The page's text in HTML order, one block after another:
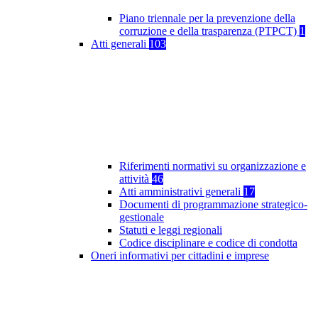
Piano triennale per la prevenzione della
corruzione e della trasparenza (PTPCT) 1
Atti generali 103
Riferimenti normativi su organizzazione e
attività 46
Atti amministrativi generali 17
Documenti di programmazione strategico-
gestionale
Statuti e leggi regionali
Codice disciplinare e codice di condotta
Oneri informativi per cittadini e imprese